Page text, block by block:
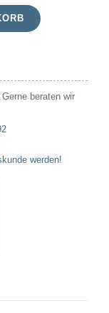
beraten wir
werden!